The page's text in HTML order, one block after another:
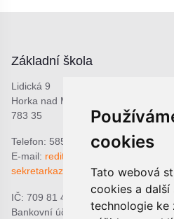
cookies
Tato webová
cookies a další
technologie ke
Základní škola
Lidická 9
Horka nad Moravou
783 35
Telefon: 585 378 047
E-mail: reditel@zshorka.cz
sekretarkazshorka@seznam.cz
IČ: 709 81 493
Bankovní účet: 1809609309/0800